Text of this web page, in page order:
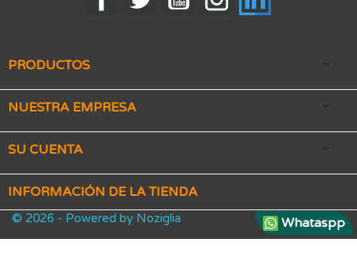
PRODUCTOS 
NUESTRA EMPRESA 
SU CUENTA 
INFORMACIÓN DE LA TIENDA
Whataspp
© 2026 - Powered by Noziglia